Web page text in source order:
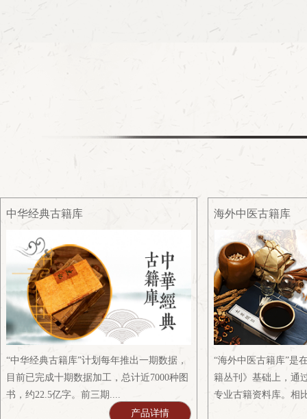
中华经典古籍库
“中华经典古籍库”计划每年推出一期数据，
目前已完成十期数据加工，总计近7000种图
书，约22.5亿字。前三期....
产品详情
海外中医古籍库
“海外中医古籍库”是
籍丛刊》基础上，通
专业古籍资料库。相